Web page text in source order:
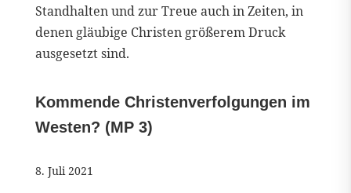
Standhalten und zur Treue auch in Zeiten, in
denen gläubige Christen größerem Druck
ausgesetzt sind.
Kommende Christenverfolgungen im
Westen? (MP 3)
8. Juli 2021